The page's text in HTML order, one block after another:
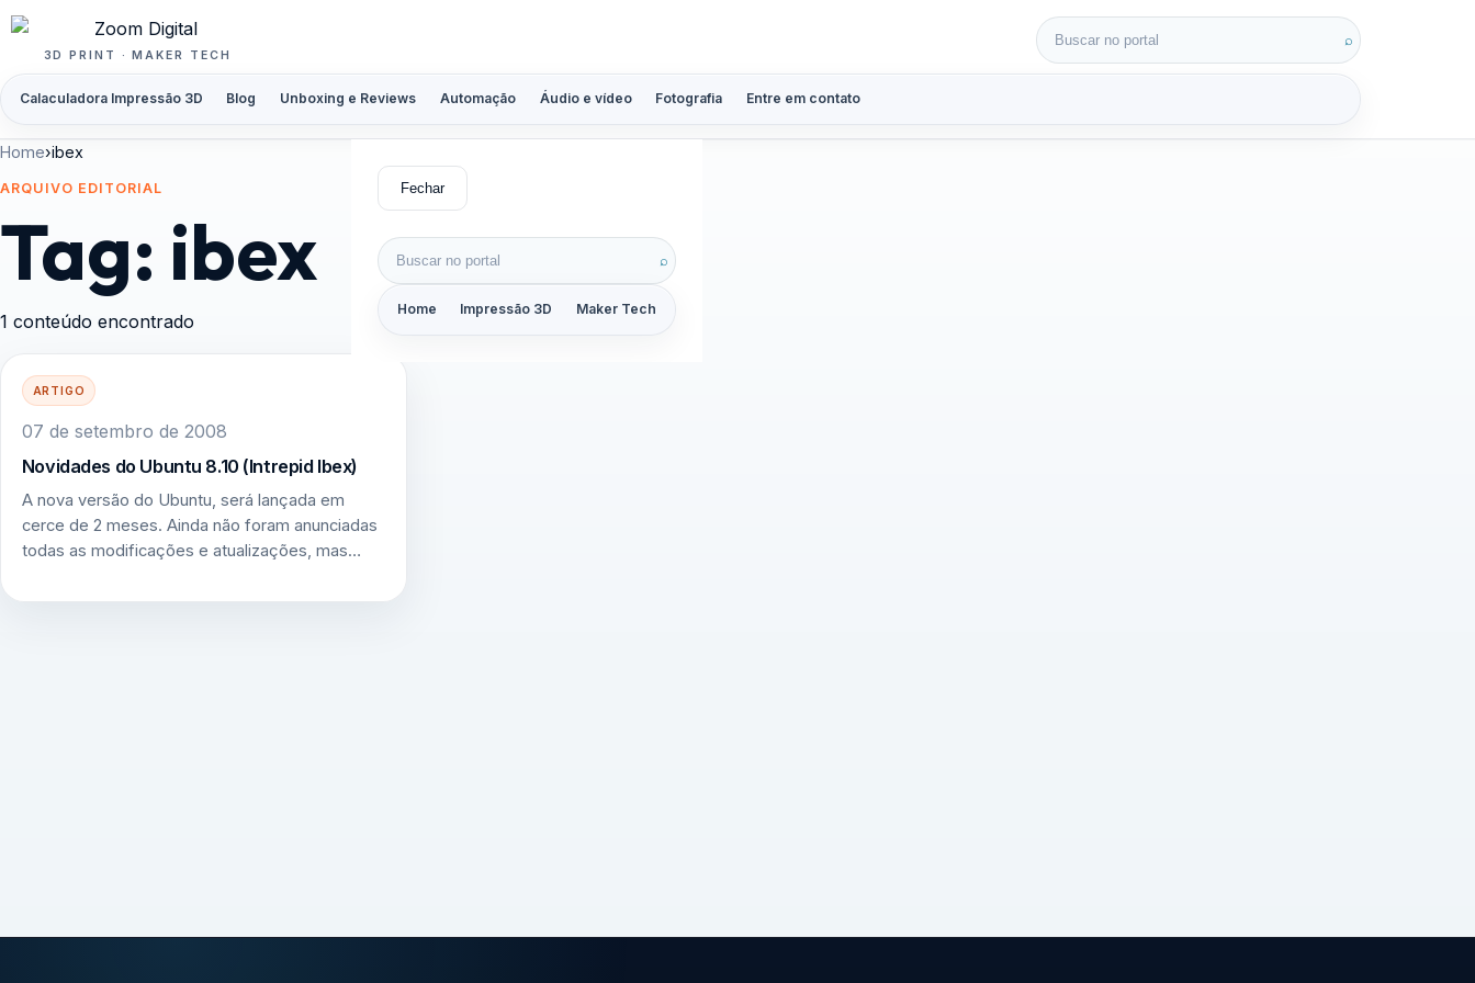
Pular para o conteúdo
3D PRINT · MAKER TECH
Calaculadora Impressão 3D Blog Unboxing e Reviews Automação Áudio e vídeo Fotografia Entre em contato
Buscar por: ⌕
Fechar
Buscar por: ⌕
Home Impressão 3D Maker Tech
Home›ibex
ARQUIVO EDITORIAL
Tag: ibex
1 conteúdo encontrado
ARTIGO
07 de setembro de 2008
Novidades do Ubuntu 8.10 (Intrepid Ibex)
A nova versão do Ubuntu, será lançada em
cerce de 2 meses. Ainda não foram anunciadas
todas as modificações e atualizações, mas…